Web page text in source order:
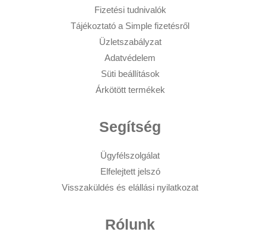
Fizetési tudnivalók
Tájékoztató a Simple fizetésről
Üzletszabályzat
Adatvédelem
Süti beállítások
Árkötött termékek
Segítség
Ügyfélszolgálat
Elfelejtett jelszó
Visszaküldés és elállási nyilatkozat
Rólunk